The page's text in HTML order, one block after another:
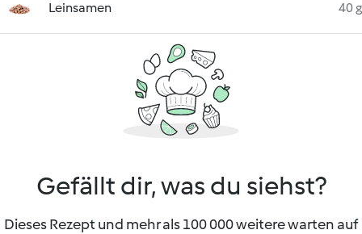
Leinsamen 40 g
Gefällt dir, was du siehst?
Dieses Rezept und mehr als 100 000 weitere warten auf